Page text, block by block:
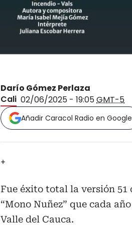
Darío Gómez Perlaza
Cali 02/06/2025 - 19:05GMT-5
Añadir Caracol Radio en Google
+
Fue éxito total la versión
“Mono Nuñez” que cada
Valle del Cauca.